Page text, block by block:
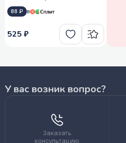
88 ₽ в
525 ₽
У вас возник вопрос?
Заказать
консультацию